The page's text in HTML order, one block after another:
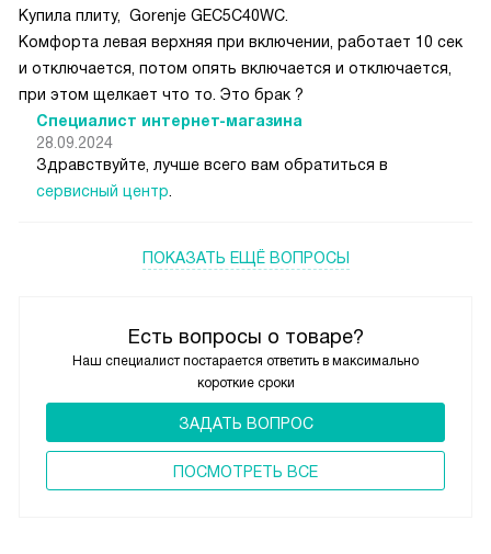
Есть вопросы о товаре?
Наш специалист постарается ответить в максимально
короткие сроки
ЗАДАТЬ ВОПРОС
ПОCМОТРЕТЬ ВСЕ
Купила плиту, Gorenje GEC5C40WC.
Комфорта левая верхняя при включении, работает 10 сек
и отключается, потом опять включается и отключается,
при этом щелкает что то. Это брак ?
Специалист интернет-магазина
28.09.2024
Здравствуйте, лучше всего вам обратиться в
сервисный центр.
ПОКАЗАТЬ ЕЩЁ ВОПРОСЫ